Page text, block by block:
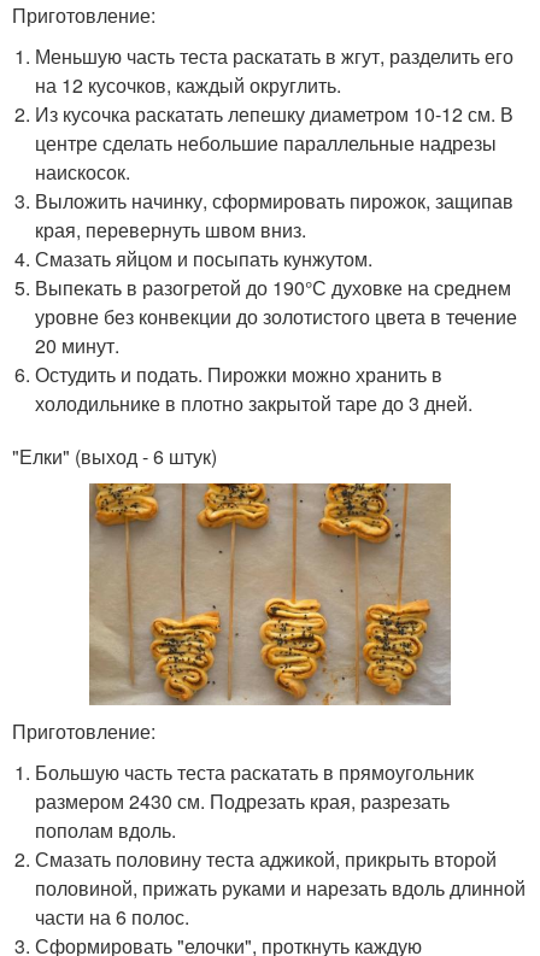
Приготовление:
Меньшую часть теста раскатать в жгут, разделить его
на 12 кусочков, каждый округлить.
Из кусочка раскатать лепешку диаметром 10-12 см. В
центре сделать небольшие параллельные надрезы
наискосок.
Выложить начинку, сформировать пирожок, защипав
края, перевернуть швом вниз.
Смазать яйцом и посыпать кунжутом.
Выпекать в разогретой до 190°С духовке на среднем
уровне без конвекции до золотистого цвета в течение
20 минут.
Остудить и подать. Пирожки можно хранить в
холодильнике в плотно закрытой таре до 3 дней.
"Елки" (выход - 6 штук)
Приготовление:
Большую часть теста раскатать в прямоугольник
размером 2430 см. Подрезать края, разрезать
пополам вдоль.
Смазать половину теста аджикой, прикрыть второй
половиной, прижать руками и нарезать вдоль длинной
части на 6 полос.
Сформировать "елочки", проткнуть каждую